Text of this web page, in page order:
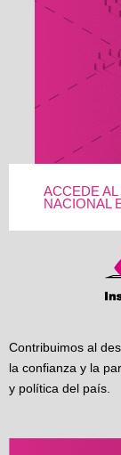
ACCEDE
NACIONAL
Contribuimos al
la confianza y la
y política del país.